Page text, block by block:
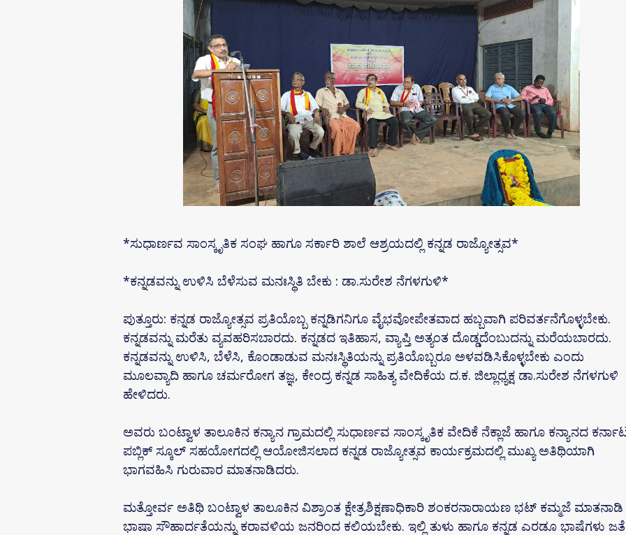
*ಸುಧಾರ್ಣವ ಸಾಂಸ್ಕೃತಿಕ ಸಂಘ ಹಾಗೂ ಸರ್ಕಾರಿ ಶಾಲೆ ಆಶ್ರಯದಲ್ಲಿ ಕನ್ನಡ ರಾಜ್ಯೋತ್ಸವ*
*ಕನ್ನಡವನ್ನು ಉಳಿಸಿ ಬೆಳೆಸುವ ಮನಃಸ್ಥಿತಿ ಬೇಕು : ಡಾ.ಸುರೇಶ ನೆಗಳಗುಳಿ*
ಪುತ್ತೂರು: ಕನ್ನಡ ರಾಜ್ಯೋತ್ಸವ ಪ್ರತಿಯೊಬ್ಬ ಕನ್ನಡಿಗನಿಗೂ ವೈಭವೋಪೇತವಾದ ಹಬ್ಬವಾಗಿ ಪರಿವರ್ತನೆಗೊಳ್ಳಬೇಕು.
ಕನ್ನಡವನ್ನು ಮರೆತು ವ್ಯವಹರಿಸಬಾರದು. ಕನ್ನಡದ ಇತಿಹಾಸ, ವ್ಯಾಪ್ತಿ ಅತ್ಯಂತ ದೊಡ್ಡದೆಂಬುದನ್ನು ಮರೆಯಬಾರದು.
ಕನ್ನಡವನ್ನು ಉಳಿಸಿ, ಬೆಳೆಸಿ, ಕೊಂಡಾಡುವ ಮನಃಸ್ಥಿತಿಯನ್ನು ಪ್ರತಿಯೊಬ್ಬರೂ ಅಳವಡಿಸಿಕೊಳ್ಳಬೇಕು ಎಂದು
ಮೂಲವ್ಯಾದಿ ಹಾಗೂ ಚರ್ಮರೋಗ ತಜ್ಞ, ಕೇಂದ್ರ ಕನ್ನಡ ಸಾಹಿತ್ಯ ವೇದಿಕೆಯ ದ.ಕ. ಜಿಲ್ಲಾಧ್ಯಕ್ಷ ಡಾ.ಸುರೇಶ ನೆಗಳಗುಳಿ
ಹೇಳಿದರು.
ಅವರು ಬಂಟ್ವಾಳ ತಾಲೂಕಿನ ಕನ್ಯಾನ ಗ್ರಾಮದಲ್ಲಿ ಸುಧಾರ್ಣವ ಸಾಂಸ್ಕೃತಿಕ ವೇದಿಕೆ ನೆಕ್ಲಾಜೆ ಹಾಗೂ ಕನ್ಯಾನದ
ಪಬ್ಲಿಕ್ ಸ್ಕೂಲ್ ಸಹಯೋಗದಲ್ಲಿ ಆಯೋಜಿಸಲಾದ ಕನ್ನಡ ರಾಜ್ಯೋತ್ಸವ ಕಾರ್ಯಕ್ರಮದಲ್ಲಿ ಮುಖ್ಯ ಅತಿಥಿಯಾಗಿ
ಭಾಗವಹಿಸಿ ಗುರುವಾರ ಮಾತನಾಡಿದರು.
ಮತ್ತೋರ್ವ ಅತಿಥಿ ಬಂಟ್ವಾಳ ತಾಲೂಕಿನ ವಿಶ್ರಾಂತ ಕ್ಷೇತ್ರಶಿಕ್ಷಣಾಧಿಕಾರಿ ಶಂಕರನಾರಾಯಣ ಭಟ್ ಕಮ್ಮಜೆ ಮಾತನಾಡಿ
ಭಾಷಾ ಸೌಹಾರ್ದತೆಯನ್ನು ಕರಾವಳಿಯ ಜನರಿಂದ ಕಲಿಯಬೇಕು. ಇಲ್ಲಿ ತುಳು ಹಾಗೂ ಕನ್ನಡ ಎರಡೂ ಭಾಷೆಗಳು ಜತೆ